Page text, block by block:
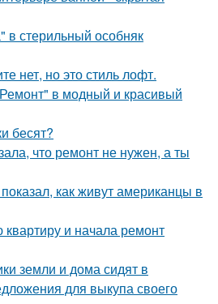
стерильный особняк
нет, но это стиль лофт.
в модный и красивый
бесят?
что ремонт не нужен, а ты
как живут американцы в
и начала ремонт
земли и дома сидят в
для выкупа своего